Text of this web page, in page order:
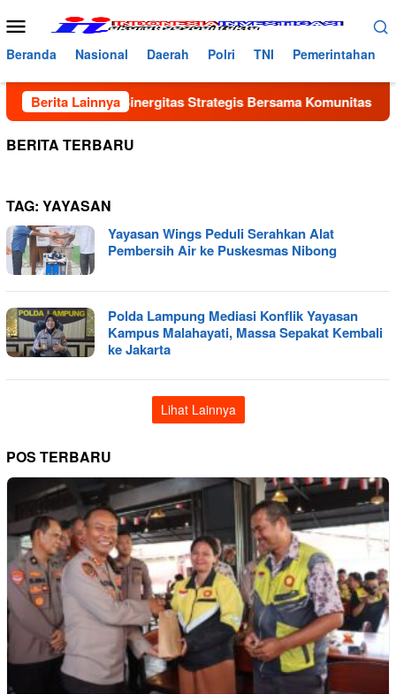
ke
konten
Menu
Mobile
Beranda Nasional Daerah Polri TNI Pemerintahan
Berita Lainnya
Nias Jalin Sinergitas Strategis Bersama Komunitas
BERITA TERBARU
TAG: YAYASAN
Yayasan Wings Peduli Serahkan Alat
Pembersih Air ke Puskesmas Nibong
Polda Lampung Mediasi Konflik Yayasan
Kampus Malahayati, Massa Sepakat Kembali
ke Jakarta
Lihat Lainnya
POS TERBARU